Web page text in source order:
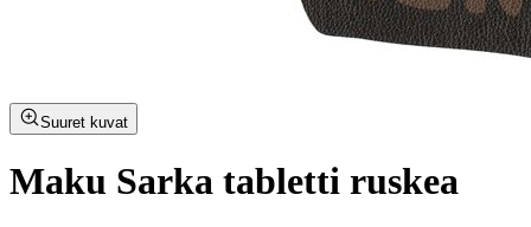
Suuret kuvat
Maku Sarka tabletti ruskea